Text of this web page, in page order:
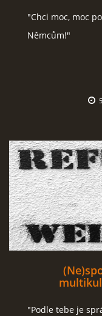
SOCIÁLNÍ SÍTĚ
"Chci moc, moc
Němcům!"
"Podle tebe je